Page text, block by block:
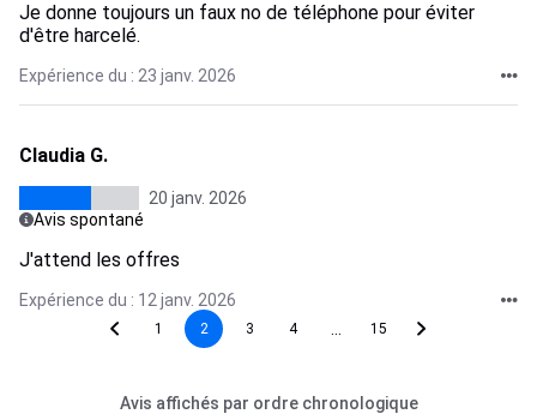
Je donne toujours un faux no de téléphone pour éviter
d'être harcelé.
Expérience du : 23 janv. 2026
Claudia G.
20 janv. 2026
Avis spontané
J'attend les offres
Expérience du : 12 janv. 2026
1 2 3 4 15
Avis affichés par ordre chronologique